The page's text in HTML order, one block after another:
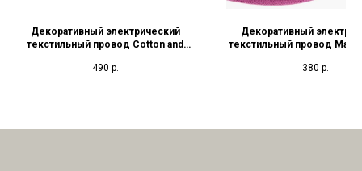
Декоративный электрический
текстильный провод Cotton and
490 р.
Декоративный
текстильный провод
380 р.